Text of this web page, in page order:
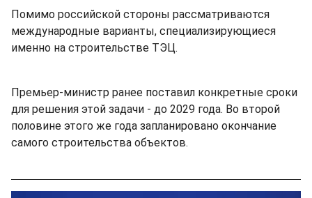
Помимо российской стороны рассматриваются
международные варианты, специализирующиеся
именно на строительстве ТЭЦ.
Премьер-министр ранее поставил конкретные сроки
для решения этой задачи - до 2029 года. Во второй
половине этого же года запланировано окончание
самого строительства объектов.